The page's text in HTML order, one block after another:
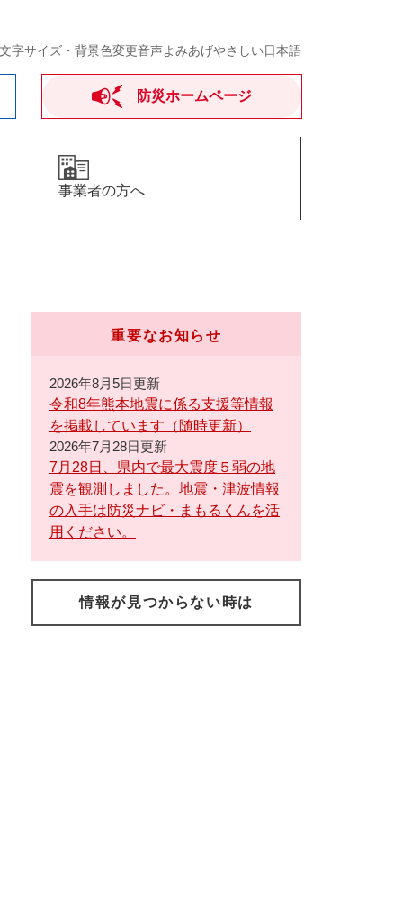
文字サイズ・背景色変更音声よみあげやさしい日本語
防災ホームページ
事業者の方へ
重要なお知らせ
2026年8月5日更新
令和8年熊本地震に係る支援等情報
を掲載しています（随時更新）
2026年7月28日更新
7月28日、県内で最大震度５弱の地
震を観測しました。地震・津波情報
の入手は防災ナビ・まもるくんを活
用ください。
情報が見つからない時は